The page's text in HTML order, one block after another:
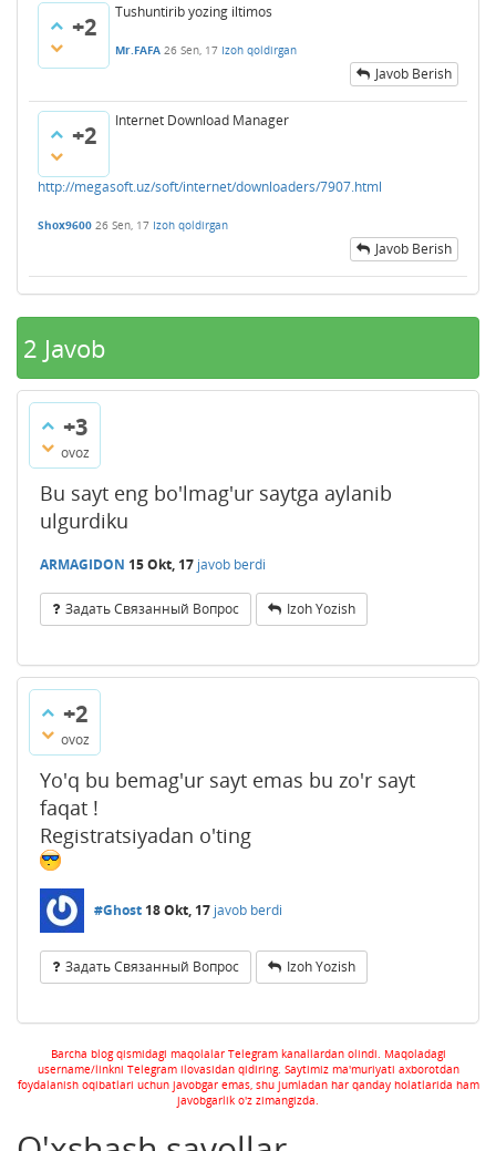
+2
Tushuntirib yozing iltimos
Mr.FAFA 26 Sen, 17 Izoh qoldirgan
Javob Berish
+2
Internet Download Manager
http://megasoft.uz/soft/internet/downloaders/7907.html
Shox9600 26 Sen, 17 Izoh qoldirgan
Javob Berish
2 Javob
+3
ovoz
Bu sayt eng bo'lmag'ur saytga aylanib
ulgurdiku
ARMAGIDON 15 Okt, 17 javob berdi
Задать Связанный Вопрос Izoh Yozish
+2
ovoz
Yo'q bu bemag'ur sayt emas bu zo'r sayt
faqat !
Registratsiyadan o'ting
#Ghost 18 Okt, 17 javob berdi
Задать Связанный Вопрос Izoh Yozish
Barcha blog qismidagi maqolalar Telegram kanallardan olindi. Maqoladagi
username/linkni Telegram ilovasidan qidiring. Saytimiz ma'muriyati axborotdan
foydalanish oqibatlari uchun javobgar emas, shu jumladan har qanday holatlarida ham
javobgarlik o'z zimangizda.